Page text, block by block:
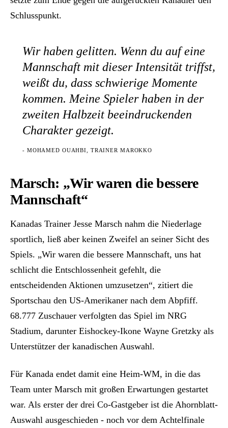
Schlusspunkt.
Wir haben gelitten. Wenn du auf eine
Mannschaft mit dieser Intensität triffst,
weißt du, dass schwierige Momente
kommen. Meine Spieler haben in der
zweiten Halbzeit beeindruckenden
Charakter gezeigt.
- MOHAMED OUAHBI, TRAINER MAROKKO
Marsch: „Wir waren die bessere
Mannschaft“
Kanadas Trainer Jesse Marsch nahm die Niederlage
sportlich, ließ aber keinen Zweifel an seiner Sicht des
Spiels. „Wir waren die bessere Mannschaft, uns hat
schlicht die Entschlossenheit gefehlt, die
entscheidenden Aktionen umzusetzen“, zitiert die
Sportschau den US-Amerikaner nach dem Abpfiff.
68.777 Zuschauer verfolgten das Spiel im NRG
Stadium, darunter Eishockey-Ikone Wayne Gretzky als
Unterstützer der kanadischen Auswahl.
Für Kanada endet damit eine Heim-WM, in die das
Team unter Marsch mit großen Erwartungen gestartet
war. Als erster der drei Co-Gastgeber ist die Ahornblatt-
Auswahl ausgeschieden - noch vor dem Achtelfinale